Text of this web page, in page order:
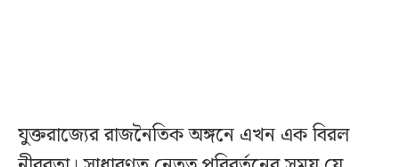
যুক্তরাজ্যের রাজনৈতিক অঙ্গনে এখন এক বিরল